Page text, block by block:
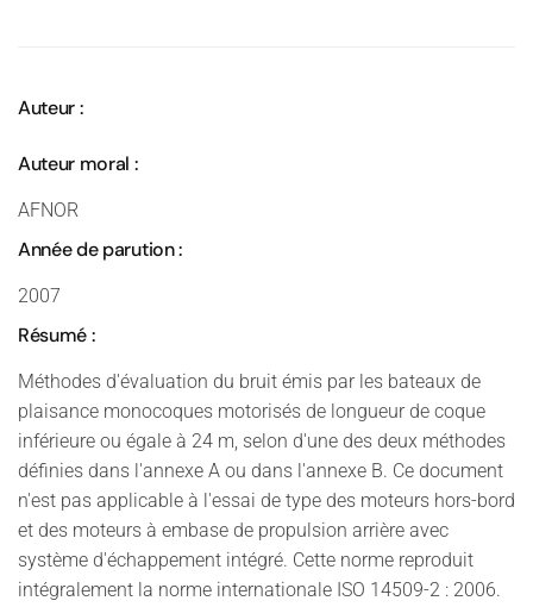
Auteur :
Auteur moral :
AFNOR
Année de parution :
2007
Résumé :
Méthodes d'évaluation du bruit émis par les bateaux de
plaisance monocoques motorisés de longueur de coque
inférieure ou égale à 24 m, selon d'une des deux méthodes
définies dans l'annexe A ou dans l'annexe B. Ce document
n'est pas applicable à l'essai de type des moteurs hors-bord
et des moteurs à embase de propulsion arrière avec
système d'échappement intégré. Cette norme reproduit
intégralement la norme internationale ISO 14509-2 : 2006.